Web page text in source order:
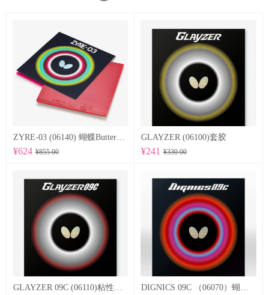
ZYRE-03 (06140) 蝴蝶Butterfly 专业反胶套胶
¥624 ¥855.00
GLAYZER (06100)套胶
¥241 ¥330.00